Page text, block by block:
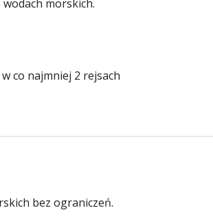
morskich.
co najmniej 2 rejsach
bez ograniczeń.